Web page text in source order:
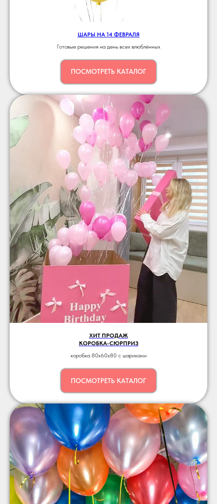
ШАРЫ НА 14 ФЕВРАЛЯ
Готовые решения на день всех влюблённых
ПОСМОТРЕТЬ КАТАЛОГ
ХИТ ПРОДАЖ
КОРОБКА-СЮРПРИЗ
коробка 80x60х80 c шариками
ПОСМОТРЕТЬ КАТАЛОГ